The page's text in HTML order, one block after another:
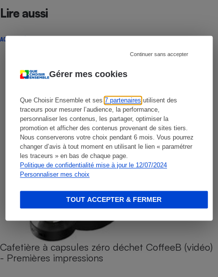
Gérer mes cookies
Que Choisir Ensemble et ses7 partenaires utilisent des
traceurs pour mesurer l’audience, la performance,
personnaliser les contenus, les partager, optimiser la
promotion et afficher des contenus provenant de sites tiers.
Nous conserverons votre choix pendant 6 mois. Vous pourrez
changer d’avis à tout moment en utilisant le lien « paramétrer
les traceurs » en bas de chaque page.
Politique de confidentialité mise à jour le 12/07/2024
Personnaliser mes choix
Continuer sans accepter
TOUT ACCEPTER & FERMER
Lire aussi
ACTUALITÉ
Cafetière à capsules zéro déchet CoffeeB (vidéo)
- Premières impressions